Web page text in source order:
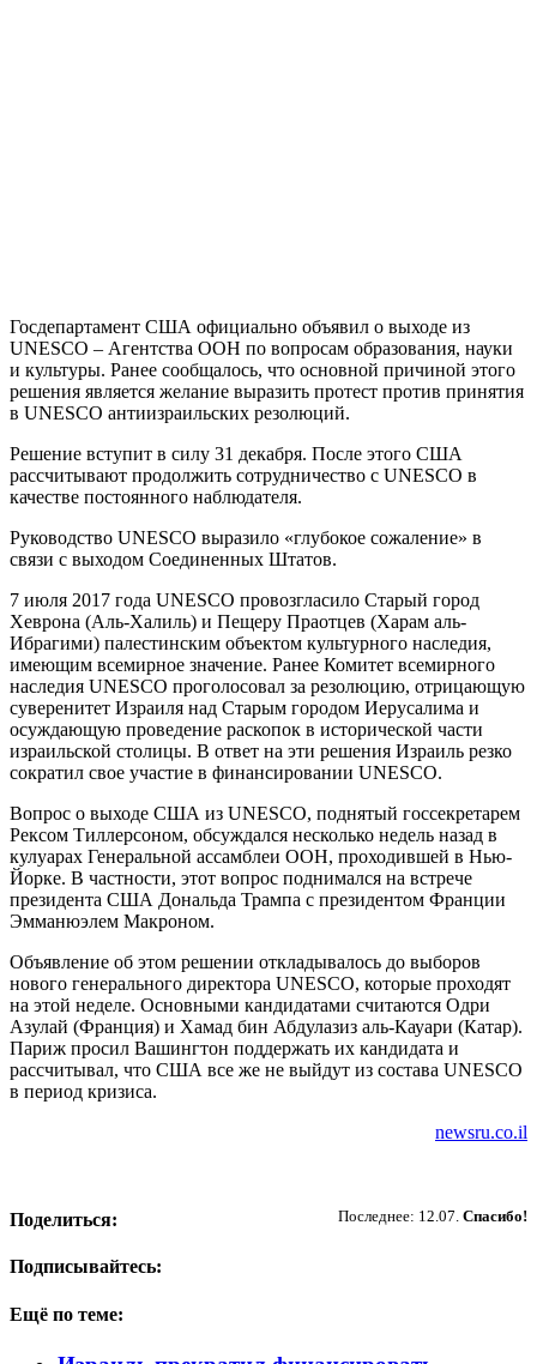
Госдепартамент США официально объявил о выходе из
UNESCO – Агентства ООН по вопросам образования, науки
и культуры. Ранее сообщалось, что основной причиной этого
решения является желание выразить протест против принятия
в UNESCO антиизраильских резолюций.
Решение вступит в силу 31 декабря. После этого США
рассчитывают продолжить сотрудничество с UNESCO в
качестве постоянного наблюдателя.
Руководство UNESCO выразило «глубокое сожаление» в
связи с выходом Соединенных Штатов.
7 июля 2017 года UNESCO провозгласило Старый город
Хеврона (Аль-Халиль) и Пещеру Праотцев (Харам аль-
Ибрагими) палестинским объектом культурного наследия,
имеющим всемирное значение. Ранее Комитет всемирного
наследия UNESCO проголосовал за резолюцию, отрицающую
суверенитет Израиля над Старым городом Иерусалима и
осуждающую проведение раскопок в исторической части
израильской столицы. В ответ на эти решения Израиль резко
сократил свое участие в финансировании UNESCO.
Вопрос о выходе США из UNESCO, поднятый госсекретарем
Рексом Тиллерсоном, обсуждался несколько недель назад в
кулуарах Генеральной ассамблеи ООН, проходившей в Нью-
Йорке. В частности, этот вопрос поднимался на встрече
президента США Дональда Трампа с президентом Франции
Эмманюэлем Макроном.
Объявление об этом решении откладывалось до выборов
нового генерального директора UNESCO, которые проходят
на этой неделе. Основными кандидатами считаются Одри
Азулай (Франция) и Хамад бин Абдулазиз аль-Кауари (Катар).
Париж просил Вашингтон поддержать их кандидата и
рассчитывал, что США все же не выйдут из состава UNESCO
в период кризиса.
newsru.co.il
Последнее: 12.07. Спасибо!
Поделиться:
Подписывайтесь:
Ещё по теме: